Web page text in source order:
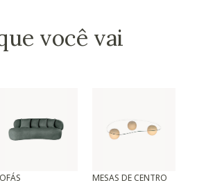
você vai
MESAS DE CENTRO